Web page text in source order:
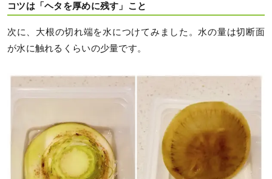
コツは「ヘタを厚めに残す」こと
次に、大根の切れ端を水につけてみました。水の量は切断面
が水に触れるくらいの少量です。